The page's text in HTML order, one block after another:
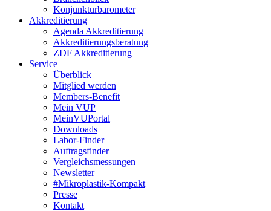
Konjunkturbarometer
Akkreditierung
Agenda Akkreditierung
Akkreditierungsberatung
ZDF Akkreditierung
Service
Überblick
Mitglied werden
Members-Benefit
Mein VUP
MeinVUPortal
Downloads
Labor-Finder
Auftragsfinder
Vergleichsmessungen
Newsletter
#Mikroplastik-Kompakt
Presse
Kontakt